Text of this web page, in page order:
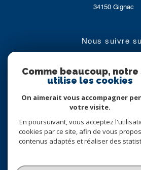
34150
Gignac
nous suivre
Adhérents
Comme beaucoup, notre
utilise les cookies
On aimerait vous accompagner
votre visite.
En poursuivant, vous acceptez
cookies par ce site, afin de vous
contenus adaptés et réaliser des